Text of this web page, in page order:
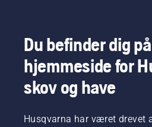
Du befinder dig
hjemmeside for
skov og have
Husqvarna har været drevet